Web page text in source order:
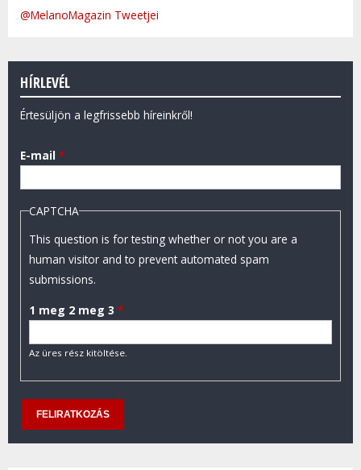
@MelanoMagazin Tweetjei
HÍRLEVÉL
Értesüljön a legfrissebb híreinkről!
E-mail *
CAPTCHA
This question is for testing whether or not you are a
human visitor and to prevent automated spam
submissions.
1 meg 2 meg 3 *
Az üres rész kitöltése.